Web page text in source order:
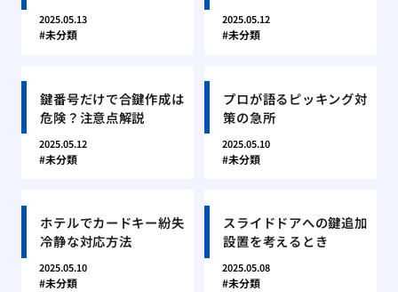
2025.05.13
未分類
2025.05.12
未分類
鍵番号だけで合鍵作成は
危険？注意点解説
2025.05.12
未分類
プロが語るピッキング対
策の急所
2025.05.10
未分類
ホテルでカードキー紛失
冷静な対応方法
2025.05.10
未分類
スライドドアへの鍵追加
設置を考えるとき
2025.05.08
未分類